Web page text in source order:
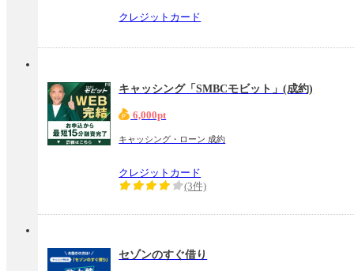
クレジットカード
キャッシング「SMBCモビット」(成約)
6,000pt
キャッシング・ローン 成約
クレジットカード
(3件)
セゾンのすぐ借り